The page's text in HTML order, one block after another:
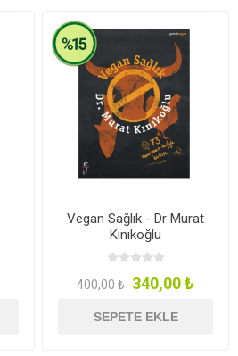
Vegan Sağlık - Dr Murat
Kınıkoğlu
400,00 ₺ 340,00 ₺
SEPETE EKLE